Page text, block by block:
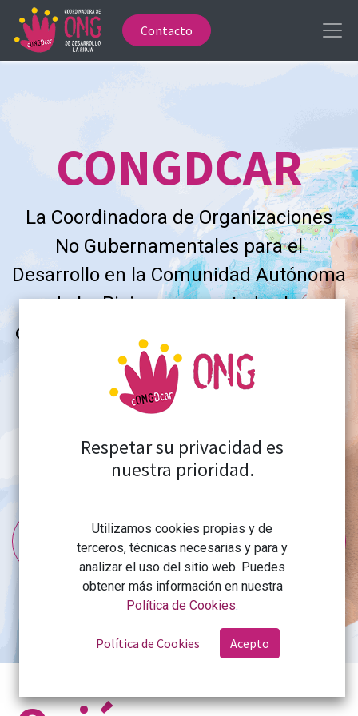
Contacto
CONGDCAR
La Coordinadora de Organizaciones
No Gubernamentales para el
Desarrollo en la Comunidad Autónoma
de La Rioja agrupa a todas las
organizaciones que trabajan desde La
Rioja para el desarrollo de las
poblaciones más vulnerables del
mundo desde un enfoque de
derechos.
Descubre las ONGD socias de
la CONGDCAR
Respetar su privacidad es
nuestra prioridad.
Utilizamos cookies propias y de
terceros, técnicas necesarias y para y
analizar el uso del sitio web. Puedes
obtener más información en nuestra
Política de Cookies.
Política de Cookies Acepto